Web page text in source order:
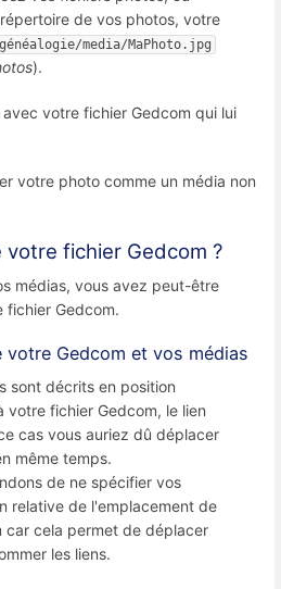
de vos photos, votre
media/MaPhoto.jpg
).
votre fichier Gedcom qui lui
votre photo comme un média non
fichier Gedcom ?
médias, vous avez peut-être
fichier Gedcom.
Gedcom et vos médias
sont décrits en position
votre fichier Gedcom, le lien
cas vous auriez dû déplacer
même temps.
de ne spécifier vos
relative de l'emplacement de
car cela permet de déplacer
les liens.